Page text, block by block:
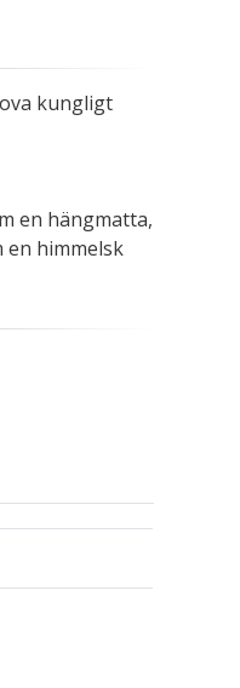
kungligt
en hängmatta,
en himmelsk